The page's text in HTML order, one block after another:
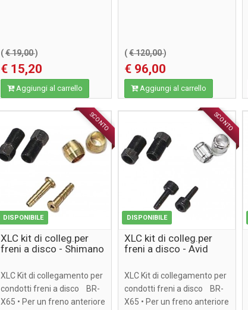
(€ 19,00)
€ 15,20
Aggiungi al carrello
(€ 120,00)
€ 96,00
Aggiungi al carrello
SCONTO
DISPONIBILE
ACCESSORI
XLC kit di colleg.per
freni a disco - Shimano
XLC Kit di collegamento per
condotti freni a disco BR-
X65 • Per un freno anteriore
SCONTO
DISPONIBILE
ACCESSORI
XLC kit di colleg.per
freni a disco - Avid
XLC Kit di collegamento per
condotti freni a disco BR-
X65 • Per un freno anteriore